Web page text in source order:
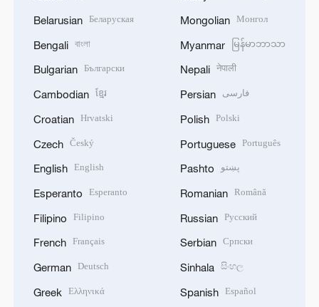
Belarusian Беларуская
Bengali বাংলা
Bulgarian Български
Cambodian ខ្មែរ
Croatian Hrvatski
Czech Český
English English
Esperanto Esperanto
Filipino Filipino
French Français
German Deutsch
Greek Ελληνικά
Mongolian Монгол
Myanmar မြန်မာဘာသာ
Nepali नेपाली
Persian فارسی
Polish Polski
Portuguese Português
Pashto پښتو
Romanian Română
Russian Русский
Serbian Српски
Sinhala සිංහල
Spanish Español